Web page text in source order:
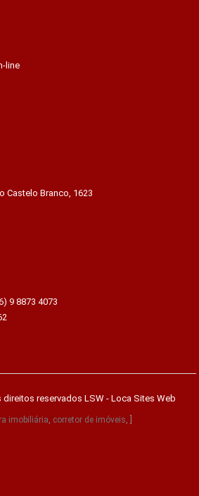
line
Castelo Branco, 1623
9 8873 4073
reservados LSW - Loca Sites Web
imobiliária, corretor de imóveis, ]